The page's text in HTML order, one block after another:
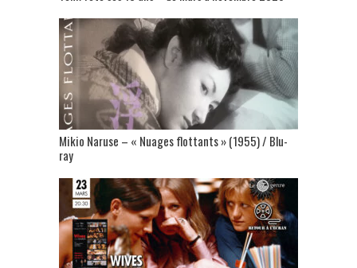
Mikio Naruse – « Nuages flottants » (1955) / Blu-
ray